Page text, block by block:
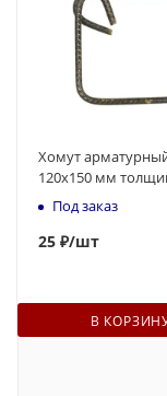
Хомут
120х150 мм
Под заказ
25 ₽/шт
В